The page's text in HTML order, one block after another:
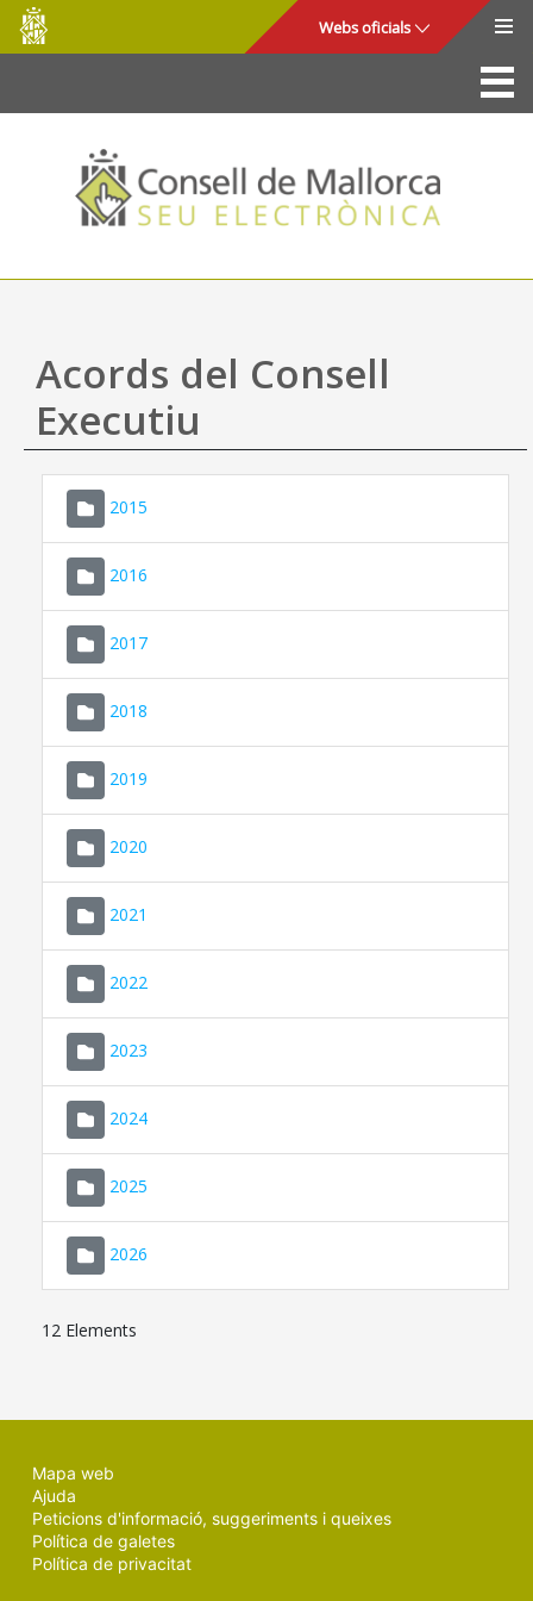
Salta al contingut principal
Consell
de
Mallorca
Webs oficials
La Seu
Consell de Mallorca
Accés i seguretat
Utilitats
Ajuda
Acords del Consell
Executiu
2015
2016
2017
2018
2019
2020
2021
2022
2023
2024
2025
2026
12 Elements
Mapa web
Ajuda
Peticions d'informació, suggeriments i queixes
Política de galetes
Política de privacitat